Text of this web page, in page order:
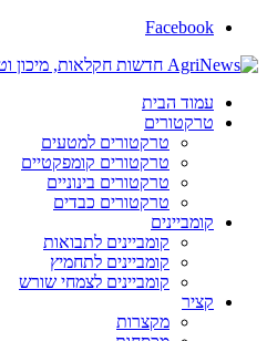
Facebook
עמוד הבית
טרקטורים
טרקטורים למטעים
טרקטורים קומפקטיים
טרקטורים בינוניים
טרקטורים כבדים
קומביינים
קומביינים לתבואות
קומביינים לתחמיץ
קומביינים לצמחי שורש
קציר
מקצרות